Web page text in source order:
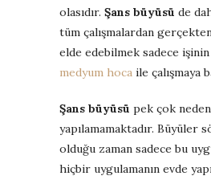
olasıdır. Şans büyüsü de
tüm çalışmalardan
elde edebilmek sadece
medyum hoca ile çalışmaya
Şans büyüsü pek çok
yapılamamaktadır. Büyüler
olduğu zaman sadece bu
hiçbir uygulamanın evde